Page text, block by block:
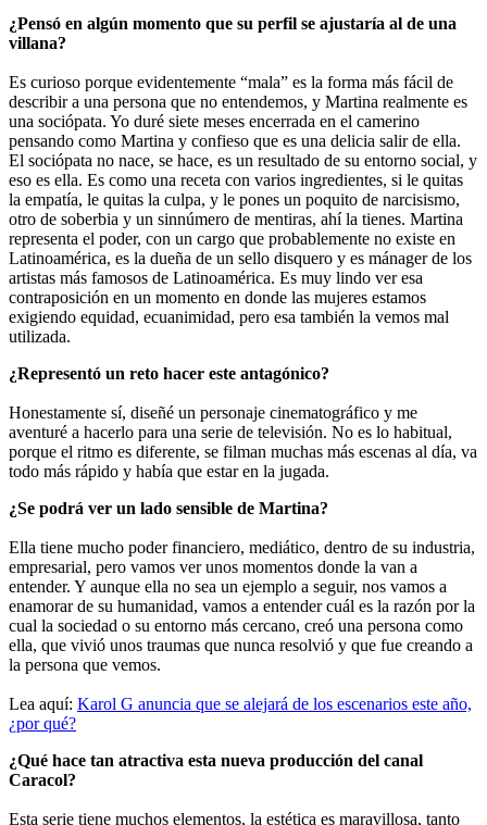
¿Pensó en algún momento que su perfil se ajustaría al de una
villana?
Es curioso porque evidentemente “mala” es la forma más fácil de
describir a una persona que no entendemos, y Martina realmente es
una sociópata. Yo duré siete meses encerrada en el camerino
pensando como Martina y confieso que es una delicia salir de ella.
El sociópata no nace, se hace, es un resultado de su entorno social, y
eso es ella. Es como una receta con varios ingredientes, si le quitas
la empatía, le quitas la culpa, y le pones un poquito de narcisismo,
otro de soberbia y un sinnúmero de mentiras, ahí la tienes. Martina
representa el poder, con un cargo que probablemente no existe en
Latinoamérica, es la dueña de un sello disquero y es mánager de los
artistas más famosos de Latinoamérica. Es muy lindo ver esa
contraposición en un momento en donde las mujeres estamos
exigiendo equidad, ecuanimidad, pero esa también la vemos mal
utilizada.
¿Representó un reto hacer este antagónico?
Honestamente sí, diseñé un personaje cinematográfico y me
aventuré a hacerlo para una serie de televisión. No es lo habitual,
porque el ritmo es diferente, se filman muchas más escenas al día, va
todo más rápido y había que estar en la jugada.
¿Se podrá ver un lado sensible de Martina?
Ella tiene mucho poder financiero, mediático, dentro de su industria,
empresarial, pero vamos ver unos momentos donde la van a
entender. Y aunque ella no sea un ejemplo a seguir, nos vamos a
enamorar de su humanidad, vamos a entender cuál es la razón por la
cual la sociedad o su entorno más cercano, creó una persona como
ella, que vivió unos traumas que nunca resolvió y que fue creando a
la persona que vemos.
Lea aquí: Karol G anuncia que se alejará de los escenarios este año,
¿por qué?
¿Qué hace tan atractiva esta nueva producción del canal
Caracol?
Esta serie tiene muchos elementos, la estética es maravillosa, tanto